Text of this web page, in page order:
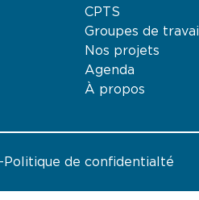
CPTS
Groupes de travail
Nos projets
Agenda
À propos
Politique de confidentialté